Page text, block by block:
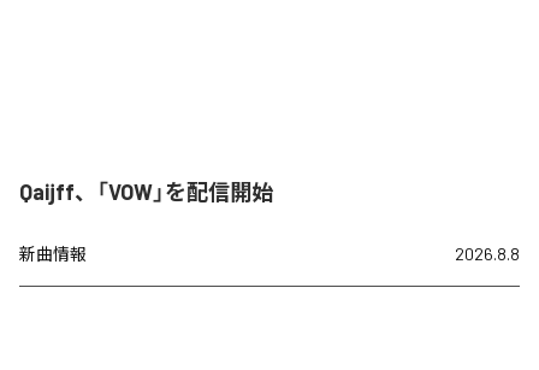
Qaijff、「VOW」を配信開始
新曲情報 2026.8.8